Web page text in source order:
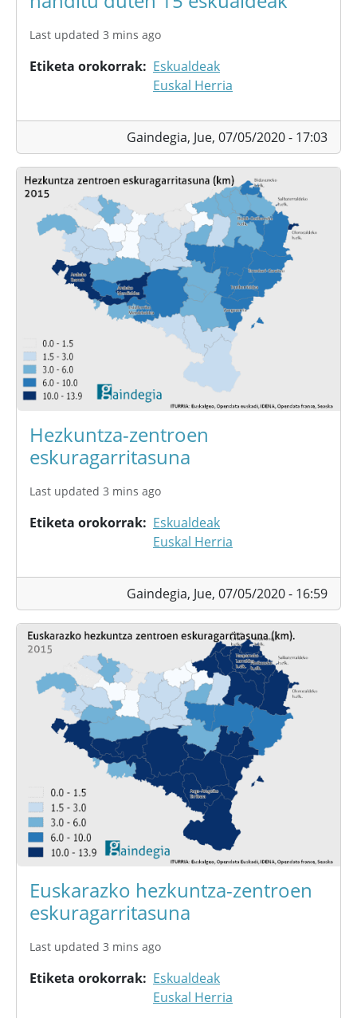
Last updated 3 mins ago
Etiketa orokorrak
Eskualdeak
Euskal Herria
Gaindegia, Jue, 07/05/2020 - 17:03
Hezkuntza-zentroen
eskuragarritasuna
Last updated 3 mins ago
Etiketa orokorrak
Eskualdeak
Euskal Herria
Gaindegia, Jue, 07/05/2020 - 16:59
Euskarazko hezkuntza-zentroen
eskuragarritasuna
Last updated 3 mins ago
Etiketa orokorrak
Eskualdeak
Euskal Herria